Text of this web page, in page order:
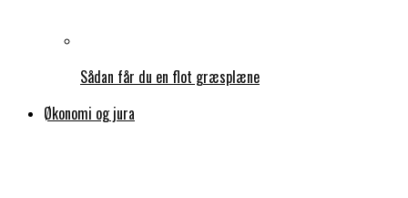
Sådan får du en flot græsplæne
Økonomi og jura